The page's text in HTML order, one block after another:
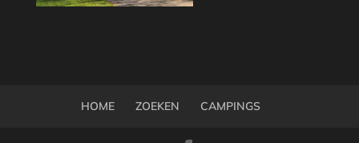
HOME ZOEKEN CAMPINGS